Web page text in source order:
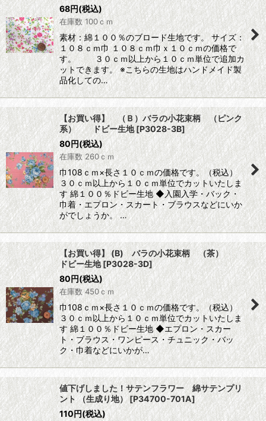
68円(税込)
在庫数 100ｃｍ
素材：綿１００％のブロード生地です。 サイズ：
１０８ｃｍ巾 １０８ｃｍ巾ｘ１０ｃｍの価格で
す。 ３０ｃｍ以上から１０ｃｍ単位で追加カ
ットできます。 ※こちらの生地はハンドメイド製
品化しての…
【お買い得】 （Ｂ）バラの小花束柄 （ピンク
系） ドビー生地 [P3028-3B]
80円(税込)
在庫数 260ｃｍ
巾108ｃｍ×長さ１０ｃｍの価格です。（税込）
３０ｃｍ以上から１０ｃｍ単位でカットいたしま
す 綿１００％ドビー生地 ◆入園入学・バック・
巾着・エプロン・スカート・ブラウスなどにいか
がでしょうか。 …
【お買い得】 (B) バラの小花束柄 （茶）
ドビー生地[P3028-3D]
80円(税込)
在庫数 450ｃｍ
巾108ｃｍ×長さ１０ｃｍの価格です。（税込）
３０ｃｍ以上から１０ｃｍ単位でカットいたしま
す 綿１００％ドビー生地 ◆エプロン・スカー
ト・ブラウス・ワンピース・チュニック・バッ
ク・巾着などにいかが…
値下げしました！サテンフラワー 綿サテンプリ
ント （生成り地） [P34700-701A]
110円(税込)